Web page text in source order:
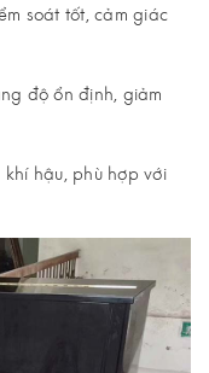
soát tốt, cảm giác
độ ổn định, giảm
khí hậu, phù hợp với